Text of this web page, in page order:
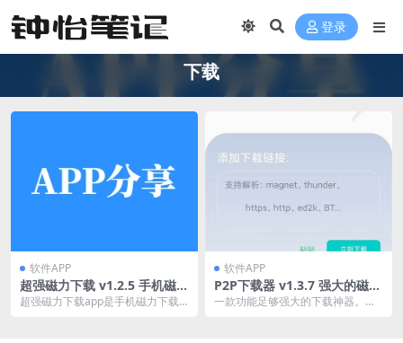
登录
下载
软件APP
超强磁力下载 v1.2.5 手机磁力
下载神器，解析速度非常快，
超强磁力下载app是手机磁力下载
软件APP
P2P下载器 v1.3.7 强大的磁力
种子下载神器，无限速解锁会
一款功能足够强大的下载神器。这